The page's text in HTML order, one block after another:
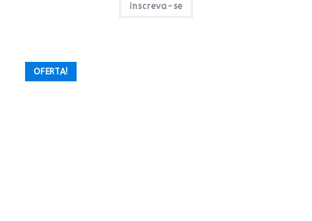
5.00de 5
Inscreva-se
OFERTA!